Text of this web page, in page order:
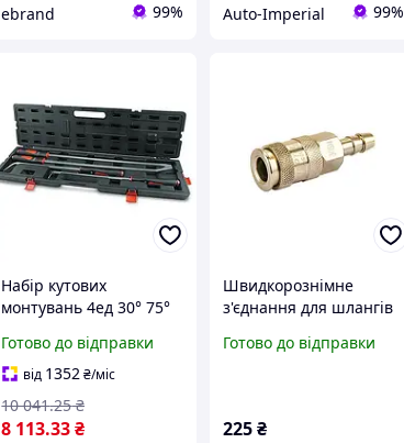
ebrand 99% Auto-Imperial 99%
Набір кутових
монтувань 4ед 30° 75°
сплав в пластиковому
кейсі
Готово до відправки
від 1352 ₴/міс
8 113.33₴
10 041.25 ₴
Швидкорознімне
з'єднання для шлангів
KA40SH2E
Готово до відправки
225 ₴